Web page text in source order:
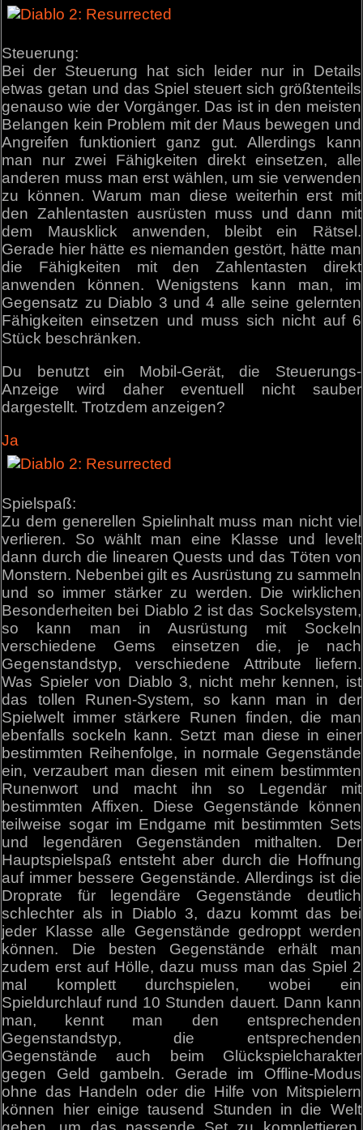
Steuerung:
Bei der Steuerung hat sich leider nur in Details
etwas getan und das Spiel steuert sich größtenteils
genauso wie der Vorgänger. Das ist in den meisten
Belangen kein Problem mit der Maus bewegen und
Angreifen funktioniert ganz gut. Allerdings kann
man nur zwei Fähigkeiten direkt einsetzen, alle
anderen muss man erst wählen, um sie verwenden
zu können. Warum man diese weiterhin erst mit
den Zahlentasten ausrüsten muss und dann mit
dem Mausklick anwenden, bleibt ein Rätsel.
Gerade hier hätte es niemanden gestört, hätte man
die Fähigkeiten mit den Zahlentasten direkt
anwenden können. Wenigstens kann man, im
Gegensatz zu Diablo 3 und 4 alle seine gelernten
Fähigkeiten einsetzen und muss sich nicht auf 6
Stück beschränken.
Du benutzt ein Mobil-Gerät, die Steuerungs-
Anzeige wird daher eventuell nicht sauber
dargestellt. Trotzdem anzeigen?
Ja
Spielspaß:
Zu dem generellen Spielinhalt muss man nicht viel
verlieren. So wählt man eine Klasse und levelt
dann durch die linearen Quests und das Töten von
Monstern. Nebenbei gilt es Ausrüstung zu sammeln
und so immer stärker zu werden. Die wirklichen
Besonderheiten bei Diablo 2 ist das Sockelsystem,
so kann man in Ausrüstung mit Sockeln
verschiedene Gems einsetzen die, je nach
Gegenstandstyp, verschiedene Attribute liefern.
Was Spieler von Diablo 3, nicht mehr kennen, ist
das tollen Runen-System, so kann man in der
Spielwelt immer stärkere Runen finden, die man
ebenfalls sockeln kann. Setzt man diese in einer
bestimmten Reihenfolge, in normale Gegenstände
ein, verzaubert man diesen mit einem bestimmten
Runenwort und macht ihn so Legendär mit
bestimmten Affixen. Diese Gegenstände können
teilweise sogar im Endgame mit bestimmten Sets
und legendären Gegenständen mithalten. Der
Hauptspielspaß entsteht aber durch die Hoffnung
auf immer bessere Gegenstände. Allerdings ist die
Droprate für legendäre Gegenstände deutlich
schlechter als in Diablo 3, dazu kommt das bei
jeder Klasse alle Gegenstände gedroppt werden
können. Die besten Gegenstände erhält man
zudem erst auf Hölle, dazu muss man das Spiel 2
mal komplett durchspielen, wobei ein
Spieldurchlauf rund 10 Stunden dauert. Dann kann
man, kennt man den entsprechenden
Gegenstandstyp, die entsprechenden
Gegenstände auch beim Glückspielcharakter
gegen Geld gambeln. Gerade im Offline-Modus
ohne das Handeln oder die Hilfe von Mitspielern
können hier einige tausend Stunden in die Welt